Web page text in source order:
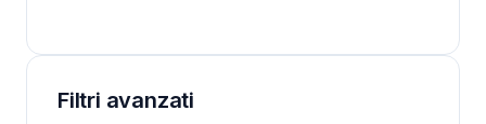
Filtri avanzati